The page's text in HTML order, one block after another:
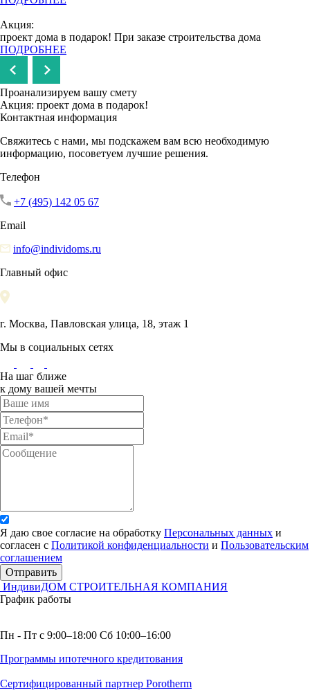
Акция:
проект дома в подарок! При заказе строительства дома
ПОДРОБНЕЕ
Проанализируем вашу смету
Акция: проект дома в подарок!
Контактная информация
Свяжитесь с нами, мы подскажем вам всю необходимую
информацию, посоветуем лучшие решения.
Телефон
+7 (495) 142 05 67
Email
info@individoms.ru
Главный офис
г. Москва, Павловская улица, 18, этаж 1
Мы в социальных сетях
На шаг ближе
к дому вашей мечты
Я даю свое согласие на обработку Персональных данных и
согласен с Политикой конфиденциальности и Пользовательским
соглашением
Отправить
ИндивиДОМ СТРОИТЕЛЬНАЯ КОМПАНИЯ
График работы
Пн - Пт с 9:00–18:00 Сб 10:00–16:00
Программы ипотечного кредитования
Сертифицированный партнер Porotherm